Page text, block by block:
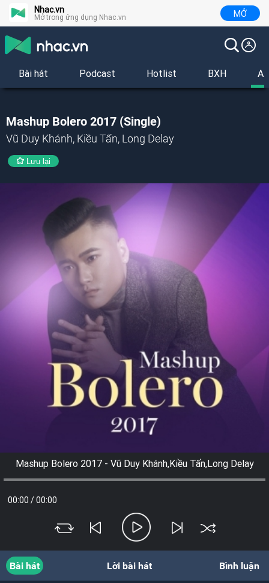
Nhac.vn
Mở trong ứng dụng Nhac.vn MỞ
Bài hát Podcast Hotlist BXH
Mashup Bolero 2017 (Single)
Vũ Duy Khánh, Kiều Tấn, Long Delay
Lưu lại
Mashup Bolero 2017 - Vũ Duy Khánh,Kiều Tấn,Long Delay
00:00 /00:00
Bài hát Lời bài hát Bình luận